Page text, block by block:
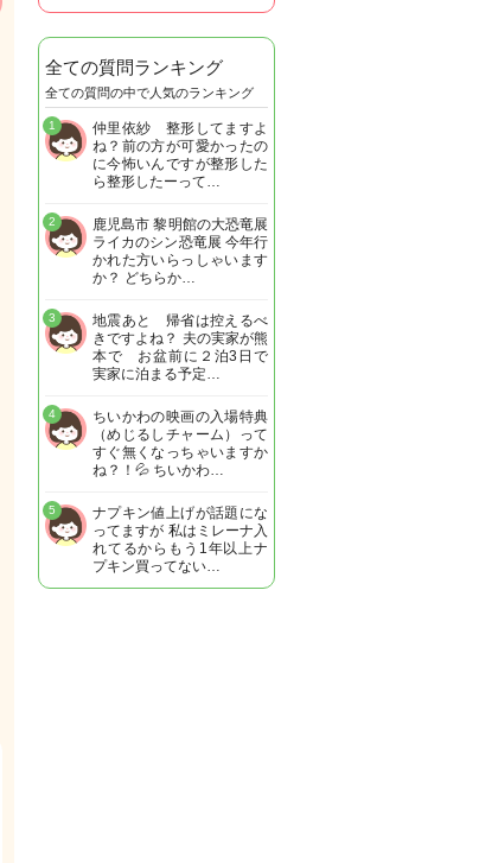
全ての質問ランキング
全ての質問の中で人気のランキング
仲里依紗 整形してますよ
ね？前の方が可愛かったの
に今怖いんですが整形した
ら整形したーって…
1
鹿児島市 黎明館の大恐竜展
ライカのシン恐竜展 今年行
かれた方いらっしゃいます
か？ どちらか…
2
地震あと 帰省は控えるべ
きですよね？ 夫の実家が熊
本で お盆前に２泊3日で
実家に泊まる予定…
3
ちいかわの映画の入場特典
（めじるしチャーム）って
すぐ無くなっちゃいますか
ね？！💦 ちいかわ…
4
ナプキン値上げが話題にな
ってますが 私はミレーナ入
れてるからもう1年以上ナ
プキン買ってない…
5